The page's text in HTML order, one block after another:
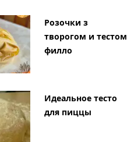
Розочки з
творогом и тестом
филло
Идеальное тесто
для пиццы